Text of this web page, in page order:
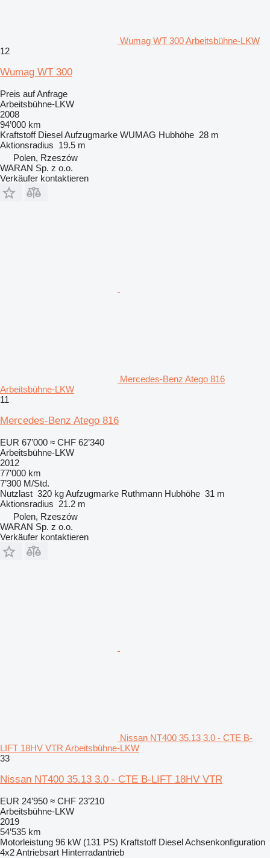
Wumag WT 300 Arbeitsbühne-LKW
12
Wumag WT 300
Preis auf Anfrage
Arbeitsbühne-LKW
2008
94’000 km
Kraftstoff DieselAufzugmarke WUMAG Hubhöhe 28 m
Aktionsradius 19.5 m
Polen, Rzeszów
WARAN Sp. z o.o.
Verkäufer kontaktieren
Mercedes-Benz Atego 816
Arbeitsbühne-LKW
11
Mercedes-Benz Atego 816
EUR 67’000 ≈ CHF 62’340
Arbeitsbühne-LKW
2012
77’000 km
7’300 M/Std.
Nutzlast 320 kgAufzugmarke Ruthmann Hubhöhe 31 m
Aktionsradius 21.2 m
Polen, Rzeszów
WARAN Sp. z o.o.
Verkäufer kontaktieren
Nissan NT400 35.13 3.0 - CTE B-
LIFT 18HV VTR Arbeitsbühne-LKW
33
Nissan NT400 35.13 3.0 - CTE B-LIFT 18HV VTR
EUR 24’950 ≈ CHF 23’210
Arbeitsbühne-LKW
2019
54’535 km
Motorleistung 96 kW (131 PS) Kraftstoff DieselAchsenkonfiguration
4x2Antriebsart Hinterradantrieb